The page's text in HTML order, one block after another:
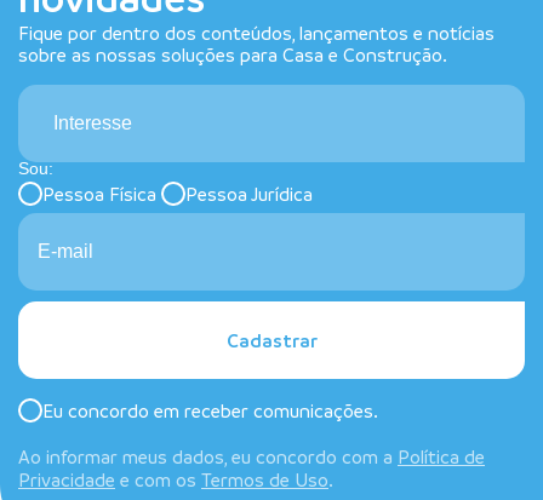
Fique por dentro dos conteúdos, lançamentos e notícias
sobre as nossas soluções para Casa e Construção.
Interesse
Sou:
Pessoa Física Pessoa Jurídica
Cadastrar
Eu concordo em receber comunicações.
Ao informar meus dados, eu concordo com a Política de
Privacidade e com os Termos de Uso.